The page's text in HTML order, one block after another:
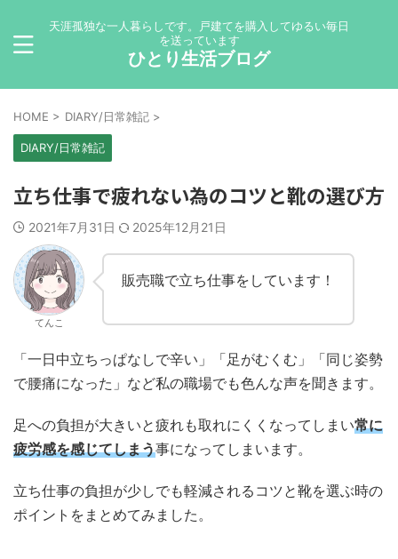
天涯孤独な一人暮らしです。戸建てを購入してゆるい毎日
を送っています
ひとり生活ブログ
HOME > DIARY/日常雑記 >
DIARY/日常雑記
立ち仕事で疲れない為のコツと靴の選び方
2021年7月31日 2025年12月21日
てんこ
販売職で立ち仕事をしています！
「一日中立ちっぱなしで辛い」「足がむくむ」「同じ姿勢
で腰痛になった」など私の職場でも色んな声を聞きます。
足への負担が大きいと疲れも取れにくくなってしまい常に
疲労感を感じてしまう事になってしまいます。
立ち仕事の負担が少しでも軽減されるコツと靴を選ぶ時の
ポイントをまとめてみました。